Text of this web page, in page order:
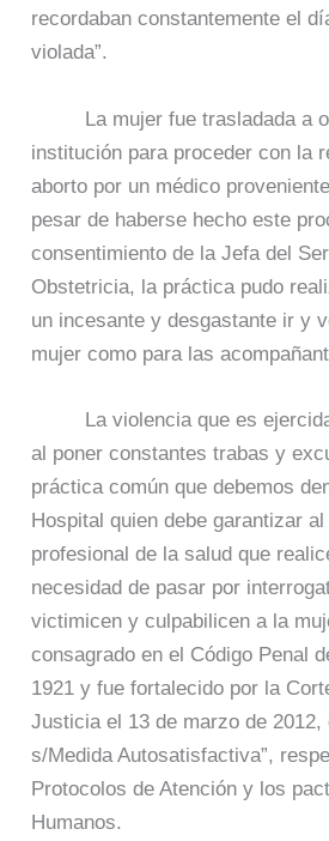
recordaban constantemente el
violada”.
La mujer fue trasladada a
institución para proceder con la
aborto por un médico
pesar de haberse hecho este
consentimiento de la Jefa del
Obstetricia, la práctica pudo
un incesante y desgastante ir y
mujer como para las
La violencia que es ejercida
al poner constantes trabas y
práctica común que debemos
Hospital quien debe garantizar
profesional de la salud que
necesidad de pasar por
victimicen y culpabilicen a la
consagrado en el Código Penal
1921 y fue fortalecido por la
Justicia el 13 de marzo de 2012,
s/Medida Autosatisfactiva”,
Protocolos de Atención y los
Humanos.